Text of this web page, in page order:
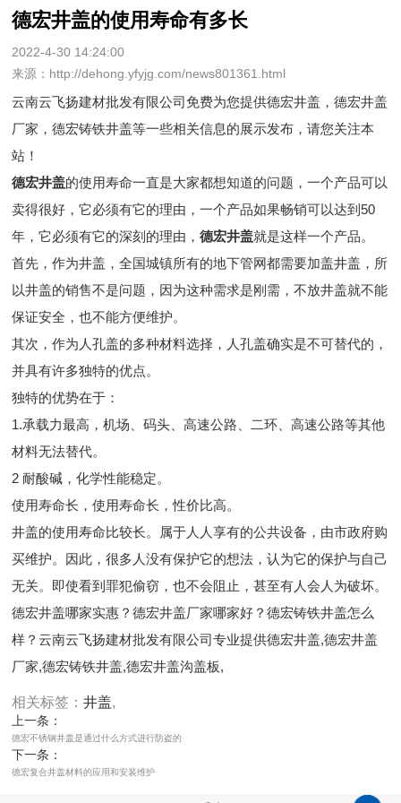
德宏井盖的使用寿命有多长
2022-4-30 14:24:00
来源：http://dehong.yfyjg.com/news801361.html
云南云飞扬建材批发有限公司免费为您提供德宏井盖 ，德宏井盖
厂家，德宏铸铁井盖等一些相关信息的展示发布，请您关注本
站！
德宏井盖的使用寿命一直是大家都想知道的问题，一个产品可以
卖得很好，它必须有它的理由，一个产品如果畅销可以达到50
年，它必须有它的深刻的理由，德宏井盖就是这样一个产品。
首先，作为井盖，全国城镇所有的地下管网都需要加盖井盖，所
以井盖的销售不是问题，因为这种需求是刚需，不放井盖就不能
保证安全，也不能方便维护。
其次，作为人孔盖的多种材料选择，人孔盖确实是不可替代的，
并具有许多独特的优点。
独特的优势在于：
1.承载力最高，机场、码头、高速公路、二环、高速公路等其他
材料无法替代。
2 耐酸碱，化学性能稳定。
使用寿命长，使用寿命长，性价比高。
井盖的使用寿命比较长。属于人人享有的公共设备，由市政府购
买维护。因此，很多人没有保护它的想法，认为它的保护与自己
无关。即使看到罪犯偷窃，也不会阻止，甚至有人会人为破坏。
德宏井盖哪家实惠？德宏井盖厂家哪家好？德宏铸铁井盖怎么
样？云南云飞扬建材批发有限公司专业提供德宏井盖,德宏井盖
厂家,德宏铸铁井盖,德宏井盖沟盖板,
相关标签：井盖,
上一条：
德宏不锈钢井盖是通过什么方式进行防盗的
下一条：
德宏复合井盖材料的应用和安装维护